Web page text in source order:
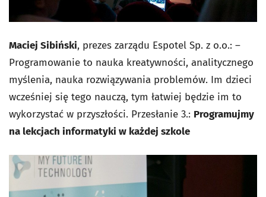
Maciej Sibiński, prezes zarządu Espotel Sp. z o.o.: –
Programowanie to nauka kreatywności, analitycznego
myślenia, nauka rozwiązywania problemów. Im dzieci
wcześniej się tego nauczą, tym łatwiej będzie im to
wykorzystać w przyszłości. Przesłanie 3.: Programujmy
na lekcjach informatyki w każdej szkole